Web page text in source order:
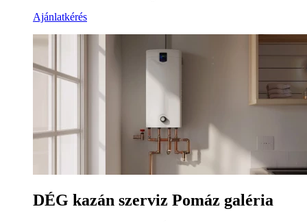
Ajánlatkérés
DÉG kazán szerviz Pomáz galéria